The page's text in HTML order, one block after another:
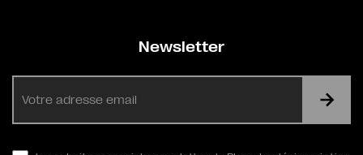
Newsletter